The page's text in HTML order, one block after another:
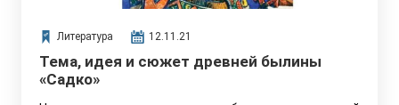
Литература 12.11.21
Тема, идея и сюжет древней былины
«Садко»